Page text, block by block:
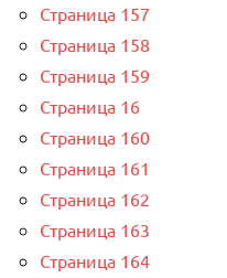
Страница 157
Страница 158
Страница 159
Страница 16
Страница 160
Страница 161
Страница 162
Страница 163
Страница 164